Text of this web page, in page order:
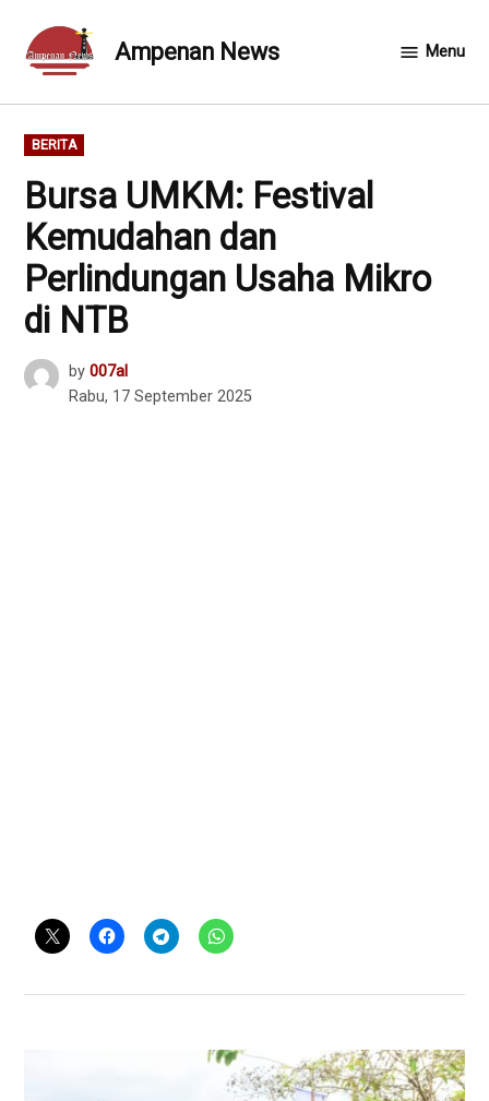
content
Ampenan News Menu
POSTED
IN
BERITA
Bursa UMKM: Festival
Kemudahan dan
Perlindungan Usaha Mikro
di NTB
by 007al
Rabu, 17 September 2025